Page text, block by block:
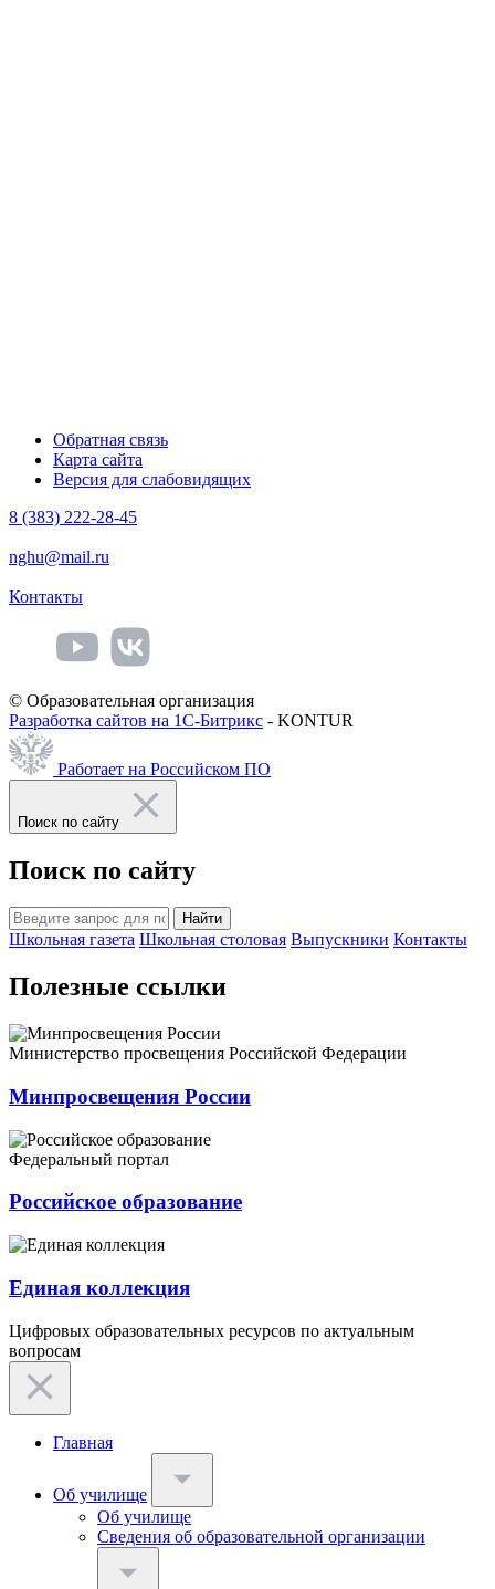
Обратная связь
Карта сайта
Версия для слабовидящих
8 (383) 222-28-45
nghu@mail.ru
Контакты
© Образовательная организация
Разработка сайтов на 1С-Битрикс - KONTUR
Работает на Российском ПО
Поиск по сайту
Поиск по сайту
Найти
Школьная газета Школьная столовая Выпускники Контакты
Полезные ссылки
Министерство просвещения Российской Федерации
Минпросвещения России
Федеральный портал
Российское образование
Единая коллекция
Цифровых образовательных ресурсов по актуальным
вопросам
Главная
Об училище
Об училище
Сведения об образовательной организации